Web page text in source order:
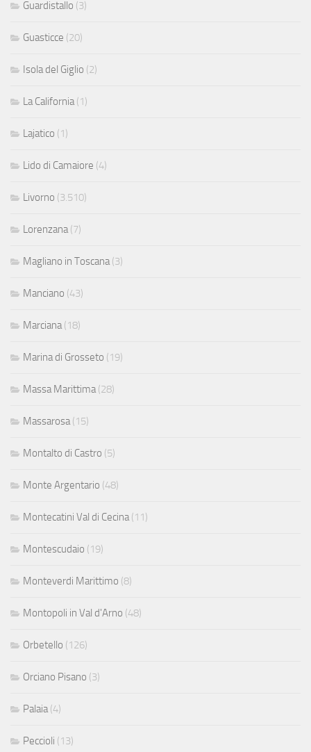
Guardistallo (3)
Guasticce (20)
Isola del Giglio (2)
La California (1)
Lajatico (1)
Lido di Camaiore (4)
Livorno (3.510)
Lorenzana (7)
Magliano in Toscana (3)
Manciano (43)
Marciana (18)
Marina di Grosseto (19)
Massa Marittima (28)
Massarosa (15)
Montalto di Castro (5)
Monte Argentario (48)
Montecatini Val di Cecina (11)
Montescudaio (19)
Monteverdi Marittimo (8)
Montopoli in Val d'Arno (48)
Orbetello (126)
Orciano Pisano (3)
Palaia (4)
Peccioli (13)